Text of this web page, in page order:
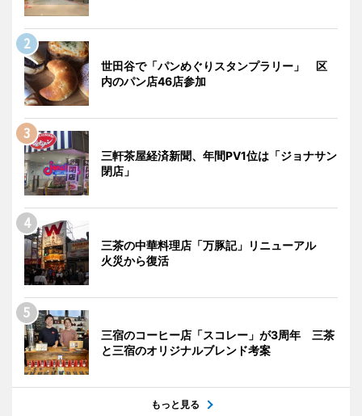
世田谷で「パンめぐりスタンプラリー」 区
内のパン店46店参加
三軒茶屋経済新聞、年間PV1位は「ジョナサン
閉店」
三茶の中華料理店「万豚記」リニューアル
火災から復活
三宿のコーヒー店「スコレー」が3周年 三茶
と三宿のオリジナルブレンド考案
もっと見る